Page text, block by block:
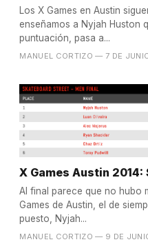
Los X Games en Austin
enseñamos a Nyjah Huston
puntuación, pasa a...
MANUEL CORTIZO — 7 DE
X Games Austin
Al final parece que no hubo
Games de Austin, el de
puesto, Nyjah...
MANUEL CORTIZO — 9 DE